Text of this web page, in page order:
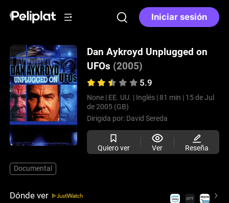
Iniciar sesión
Dan Aykroyd Unplugged on
UFOs (2005)
5.9
None | EE. UU. | Inglés | 81 min | 15 de Jul
de 2005 (GB)
Dirigida por: David Sereda
Quiero ver Ver Reseña
Documental
Dónde ver